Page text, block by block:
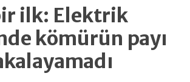
ilk: Elektrik
kömürün payı